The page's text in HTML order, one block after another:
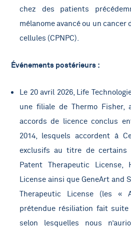
chez des patients
mélanome avancé ou un cancer
cellules (CPNPC).
Événements postérieurs :
Le 20 avril 2026, Life
une filiale de Thermo Fisher,
accords de licence conclus
2014, lesquels accordent à
exclusifs au titre de certains
Patent Therapeutic License,
License ainsi que GeneArt and
Therapeutic License (les «
prétendue résiliation fait suite
selon lesquelles nous